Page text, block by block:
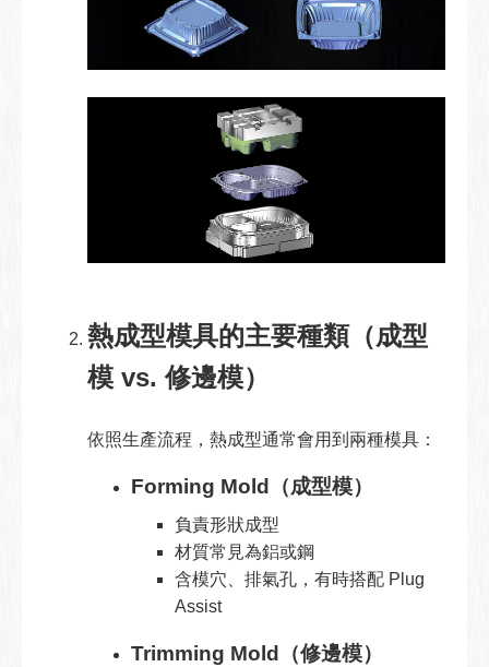
熱成型模具的主要種類（成型
模 vs. 修邊模）
依照生產流程，熱成型通常會用到兩種模具：
Forming Mold（成型模）
負責形狀成型
材質常見為鋁或鋼
含模穴、排氣孔，有時搭配 Plug
Assist
Trimming Mold（修邊模）